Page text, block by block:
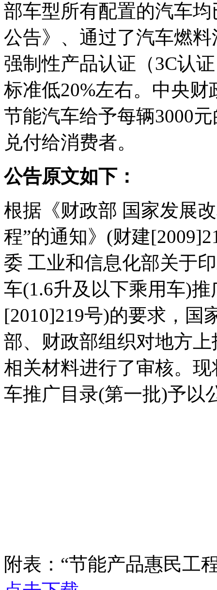
部车型所有配置的汽车
公告》、通过了汽车燃
强制性产品认证（3C认
标准低20%左右。中央
节能汽车给予每辆3000
兑付给消费者。
公告原文如下：
根据《财政部 国家发展
程”的通知》(财建
委 工业和信息化部关于
车(1.6升及以下乘用车)
[2010]219号)的要求，国
部、财政部组织对地方
相关材料进行了审核。
车推广目录(第一批)予以
附表：“节能产品惠民工